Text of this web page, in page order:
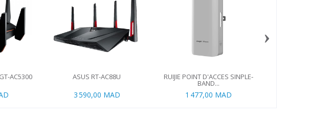
AC5300 ASUS RT-AC88U
3 590,00 MAD
RUIJIE POINT D'ACCES SINPLE-
BAND...
1 477,00 MAD
›